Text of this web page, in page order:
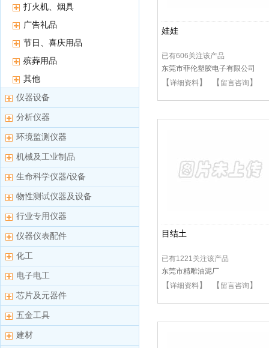
打火机、烟具
广告礼品
节日、喜庆用品
殡葬用品
其他
仪器设备
分析仪器
环境监测仪器
机械及工业制品
生命科学仪器/设备
物性测试仪器及设备
行业专用仪器
仪器仪表配件
化工
电子电工
芯片及元器件
五金工具
建材
娃娃
已有606关注该产品
东莞市菲伦塑胶电子有限公司
【详细资料】 【 留言咨询 】
目结土
已有1221关注该产品
东莞市精雕油泥厂
【详细资料】 【 留言咨询 】